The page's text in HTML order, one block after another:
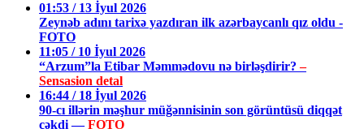
01:53 / 13 İyul 2026
Zeynəb adını tarixə yazdıran ilk azərbaycanlı qız oldu -
FOTO
11:05 / 10 İyul 2026
“Arzum”la Etibar Məmmədovu nə birləşdirir?–
Sensasion detal
16:44 / 18 İyul 2026
90-cı illərin məşhur müğənnisinin son görüntüsü diqqət
çəkdi —FOTO